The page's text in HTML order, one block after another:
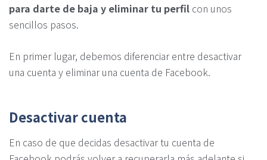
para darte de baja y eliminar tu perfil con unos
sencillos pasos.
En primer lugar, debemos diferenciar entre desactivar
una cuenta y eliminar una cuenta de Facebook.
Desactivar cuenta
En caso de que decidas desactivar tu cuenta de